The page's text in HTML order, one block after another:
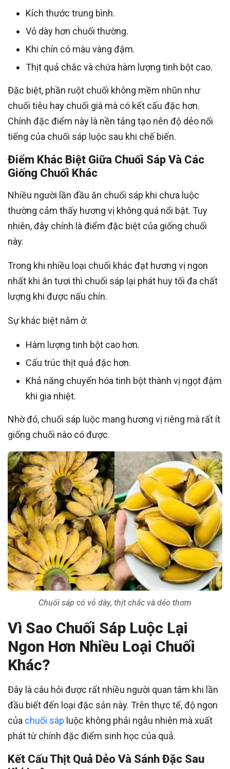
Kích thước trung bình.
Vỏ dày hơn chuối thường.
Khi chín có màu vàng đậm.
Thịt quả chắc và chứa hàm lượng tinh bột cao.
Đặc biệt, phần ruột chuối không mềm nhũn như
chuối tiêu hay chuối già mà có kết cấu đặc hơn.
Chính đặc điểm này là nền tảng tạo nên độ dẻo nổi
tiếng của chuối sáp luộc sau khi chế biến.
Điểm Khác Biệt Giữa Chuối Sáp Và Các
Giống Chuối Khác
Nhiều người lần đầu ăn chuối sáp khi chưa luộc
thường cảm thấy hương vị không quá nổi bật. Tuy
nhiên, đây chính là điểm đặc biệt của giống chuối
này.
Trong khi nhiều loại chuối khác đạt hương vị ngon
nhất khi ăn tươi thì chuối sáp lại phát huy tối đa chất
lượng khi được nấu chín.
Sự khác biệt nằm ở:
Hàm lượng tinh bột cao hơn.
Cấu trúc thịt quả đặc hơn.
Khả năng chuyển hóa tinh bột thành vị ngọt đậm
khi gia nhiệt.
Nhờ đó, chuối sáp luộc mang hương vị riêng mà rất ít
giống chuối nào có được.
Chuối sáp có vỏ dày, thịt chắc và dẻo thơm
Vì Sao Chuối Sáp Luộc Lại
Ngon Hơn Nhiều Loại Chuối
Khác?
Đây là câu hỏi được rất nhiều người quan tâm khi lần
đầu biết đến loại đặc sản này. Trên thực tế, độ ngon
của chuối sáp luộc không phải ngẫu nhiên mà xuất
phát từ chính đặc điểm sinh học của quả.
Kết Cấu Thịt Quả Dẻo Và Sánh Đặc Sau